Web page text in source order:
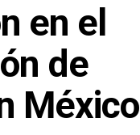
en el
de
México